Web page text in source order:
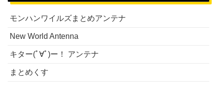
モンハンワイルズまとめアンテナ
New World Antenna
キター(ﾟ∀ﾟ)ー！ アンテナ
まとめくす